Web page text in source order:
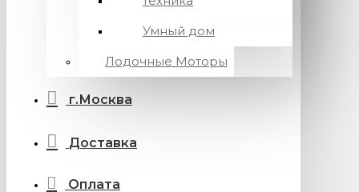
Умный дом
Лодочные Моторы
г.Москва
Доставка
Оплата